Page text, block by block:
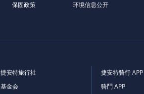
保固政策
环境信息公开
捷安特旅行社
基金会
捷安特骑行 APP
骑鬥 APP